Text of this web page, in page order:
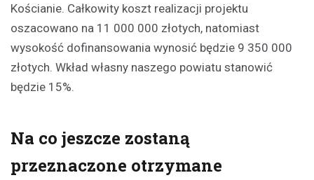
Kościanie. Całkowity koszt realizacji projektu
oszacowano na 11 000 000 złotych, natomiast
wysokość dofinansowania wynosić będzie 9 350 000
złotych. Wkład własny naszego powiatu stanowić
będzie 15%.
Na co jeszcze zostaną
przeznaczone otrzymane